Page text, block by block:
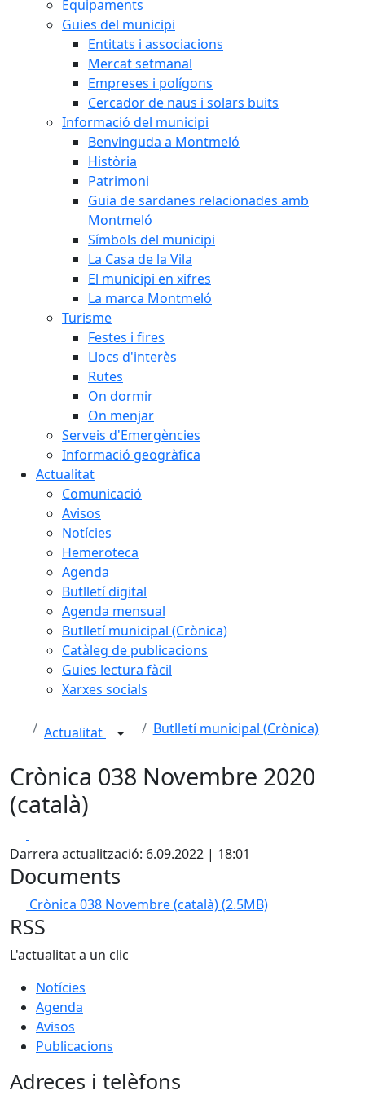
Equipaments
Guies del municipi
Entitats i associacions
Mercat setmanal
Empreses i polígons
Cercador de naus i solars buits
Informació del municipi
Benvinguda a Montmeló
Història
Patrimoni
Guia de sardanes relacionades amb
Montmeló
Símbols del municipi
La Casa de la Vila
El municipi en xifres
La marca Montmeló
Turisme
Festes i fires
Llocs d'interès
Rutes
On dormir
On menjar
Serveis d'Emergències
Informació geogràfica
Actualitat
Comunicació
Avisos
Notícies
Hemeroteca
Agenda
Butlletí digital
Agenda mensual
Butlletí municipal (Crònica)
Catàleg de publicacions
Guies lectura fàcil
Xarxes socials
Actualitat Butlletí municipal (Crònica)
Crònica 038 Novembre 2020
(català)
Darrera actualització: 6.09.2022 | 18:01
Documents
Crònica 038 Novembre (català)(2.5MB)
RSS
L'actualitat a un clic
Notícies
Agenda
Avisos
Publicacions
Adreces i telèfons